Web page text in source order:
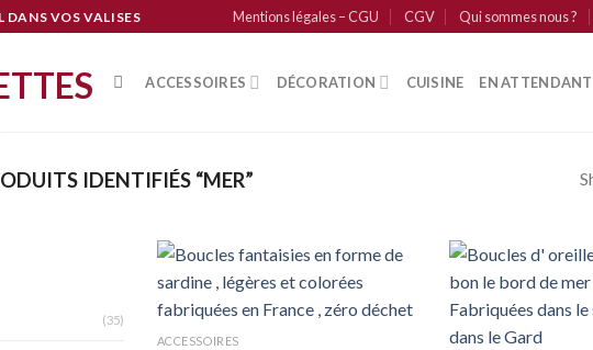
DANS VOS VALISES Mentions légales – CGU CGV Qui sommes nous ?
ACCESSOIRES DÉCORATION CUISINE EN
IDENTIFIÉS “MER”
(35)
à mes
ACCESSOIRES